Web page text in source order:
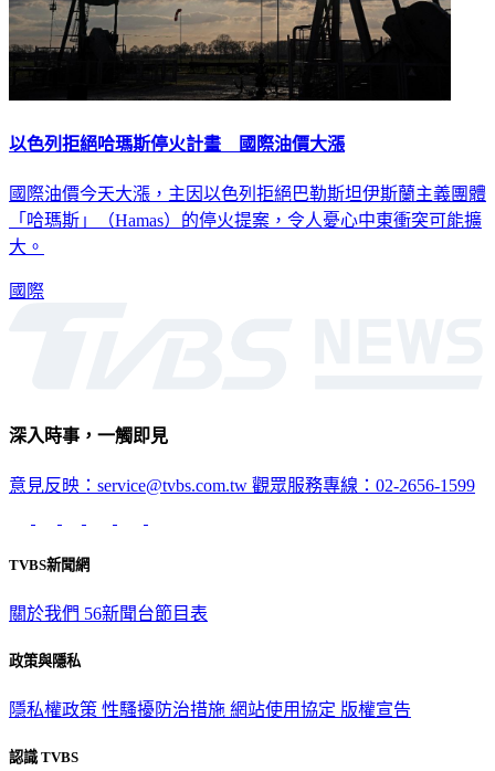
以色列拒絕哈瑪斯停火計畫 國際油價大漲
國際油價今天大漲，主因以色列拒絕巴勒斯坦伊斯蘭主義團體
「哈瑪斯」（Hamas）的停火提案，令人憂心中東衝突可能擴
大。
國際
深入時事，一觸即見
意見反映：service@tvbs.com.tw 觀眾服務專線：02-2656-1599
TVBS新聞網
關於我們 56新聞台節目表
政策與隱私
隱私權政策 性騷擾防治措施 網站使用協定 版權宣告
認識 TVBS